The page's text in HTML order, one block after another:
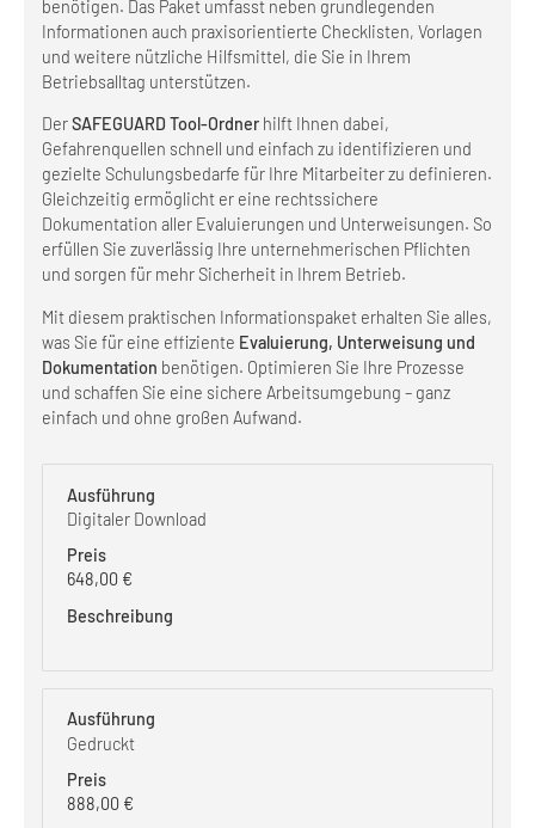
benötigen. Das Paket umfasst neben grundlegenden
Informationen auch praxisorientierte Checklisten, Vorlagen
und weitere nützliche Hilfsmittel, die Sie in Ihrem
Betriebsalltag unterstützen.
DerSAFEGUARD Tool-Ordner hilft Ihnen dabei,
Gefahrenquellen schnell und einfach zu identifizieren und
gezielte Schulungsbedarfe für Ihre Mitarbeiter zu definieren.
Gleichzeitig ermöglicht er eine rechtssichere
Dokumentation aller Evaluierungen und Unterweisungen. So
erfüllen Sie zuverlässig Ihre unternehmerischen Pflichten
und sorgen für mehr Sicherheit in Ihrem Betrieb.
Mit diesem praktischen Informationspaket erhalten Sie alles,
was Sie für eine effiziente Evaluierung, Unterweisung und
Dokumentation benötigen. Optimieren Sie Ihre Prozesse
und schaffen Sie eine sichere Arbeitsumgebung – ganz
einfach und ohne großen Aufwand.
Digitaler Download
648,00 €
Gedruckt
888,00 €